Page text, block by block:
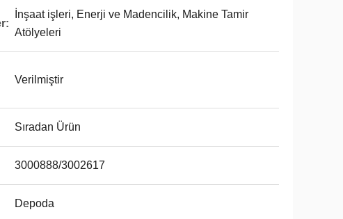
İnşaat işleri, Enerji ve Madencilik, Makine Tamir
Atölyeleri
Verilmiştir
Sıradan Ürün
3000888/3002617
Depoda